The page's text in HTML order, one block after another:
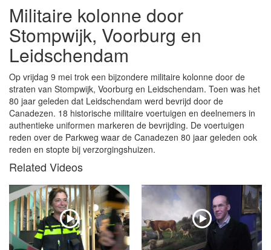
Militaire kolonne door
Stompwijk, Voorburg en
Leidschendam
Op vrijdag 9 mei trok een bijzondere militaire kolonne door de
straten van Stompwijk, Voorburg en Leidschendam. Toen was het
80 jaar geleden dat Leidschendam werd bevrijd door de
Canadezen. 18 historische militaire voertuigen en deelnemers in
authentieke uniformen markeren de bevrijding. De voertuigen
reden over de Parkweg waar de Canadezen 80 jaar geleden ook
reden en stopte bij verzorgingshuizen.
Related Videos